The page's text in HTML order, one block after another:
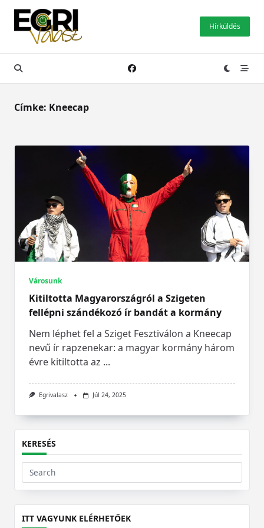
Skip
content
Hírküldés
Címke: Kneecap
Városunk
Kitiltotta Magyarországról a Szigeten
fellépni szándékozó ír bandát a kormány
Nem léphet fel a Sziget Fesztiválon a Kneecap
nevű ír rapzenekar: a magyar kormány három
évre kitiltotta az ...
Egrivalasz Júl 24, 2025
KERESÉS
Search
for:
ITT VAGYUNK ELÉRHETŐEK